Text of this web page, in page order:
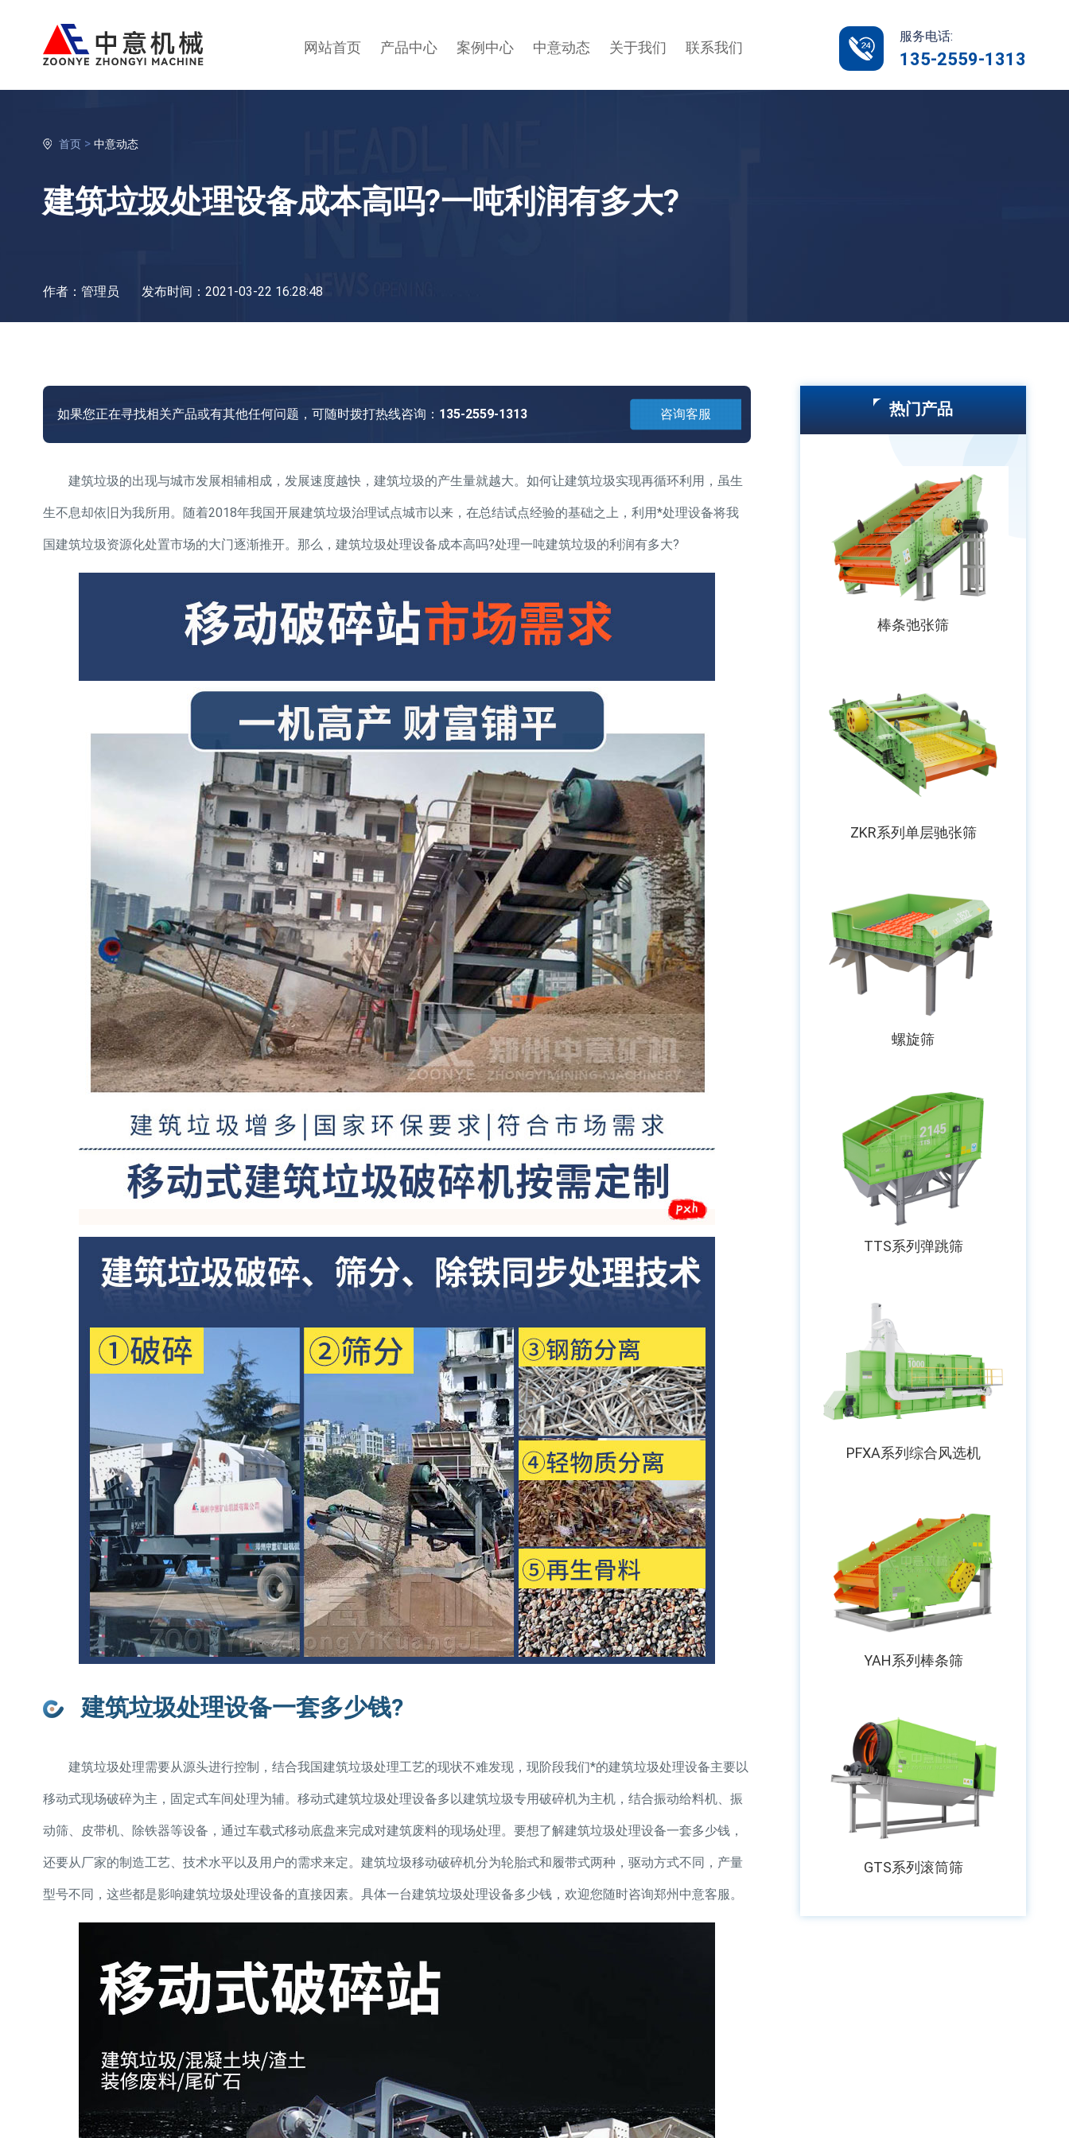
网站首页 产品中心 案例中心 中意动态 关于我们 联系我们
服务电话:
135-2559-1313
首页> 中意动态
建筑垃圾处理设备成本高吗?一吨利润有多大?
作者：管理员 发布时间：2021-03-22 16:28:48
如果您正在寻找相关产品或有其他任何问题，可随时拨打热线咨询： 135-2559-1313 咨询客服
建筑垃圾的出现与城市发展相辅相成，发展速度越快，建筑垃圾的产生量就越大。如何让建筑垃圾实现再循环利用，虽生
生不息却依旧为我所用。随着2018年我国开展建筑垃圾治理试点城市以来，在总结试点经验的基础之上，利用*处理设备将我
国建筑垃圾资源化处置市场的大门逐渐推开。那么，建筑垃圾处理设备成本高吗?处理一吨建筑垃圾的利润有多大?
建筑垃圾处理设备一套多少钱?
建筑垃圾处理需要从源头进行控制，结合我国建筑垃圾处理工艺的现状不难发现，现阶段我们*的建筑垃圾处理设备主要以
移动式现场破碎为主，固定式车间处理为辅。移动式建筑垃圾处理设备多以建筑垃圾专用破碎机为主机，结合振动给料机、振
动筛、皮带机、除铁器等设备，通过车载式移动底盘来完成对建筑废料的现场处理。要想了解建筑垃圾处理设备一套多少钱，
还要从厂家的制造工艺、技术水平以及用户的需求来定。建筑垃圾移动破碎机分为轮胎式和履带式两种，驱动方式不同，产量
型号不同，这些都是影响建筑垃圾处理设备的直接因素。具体一台建筑垃圾处理设备多少钱，欢迎您随时咨询郑州中意客服。
热门产品
棒条弛张筛
ZKR系列单层驰张筛
螺旋筛
TTS系列弹跳筛
PFXA系列综合风选机
YAH系列棒条筛
GTS系列滚筒筛